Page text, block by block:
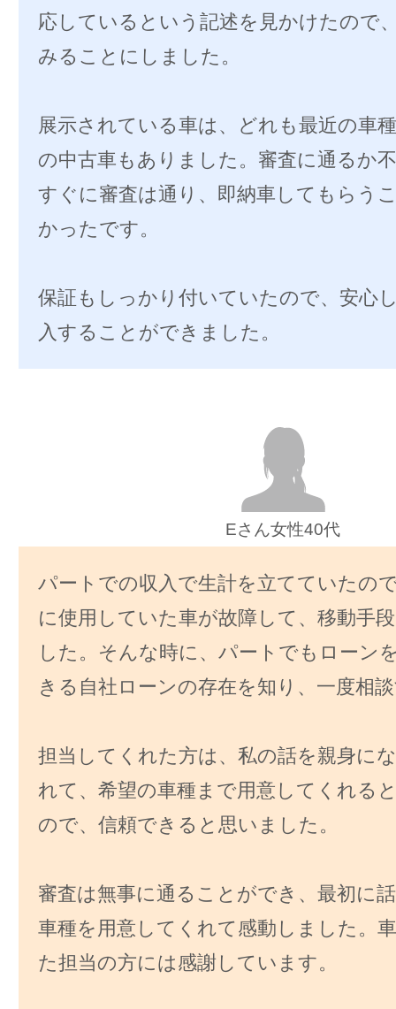
応しているという記述を見かけたので
みることにしました。
展示されている車は、どれも最近の車
の中古車もありました。審査に通るか
すぐに審査は通り、即納車してもらう
かったです。
保証もしっかり付いていたので、安心
入することができました。
Eさん女性40代
パートでの収入で生計を立てていたの
に使用していた車が故障して、移動手
した。そんな時に、パートでもローン
きる自社ローンの存在を知り、一度相
担当してくれた方は、私の話を親身に
れて、希望の車種まで用意してくれる
ので、信頼できると思いました。
審査は無事に通ることができ、最初に
車種を用意してくれて感動しました。
た担当の方には感謝しています。